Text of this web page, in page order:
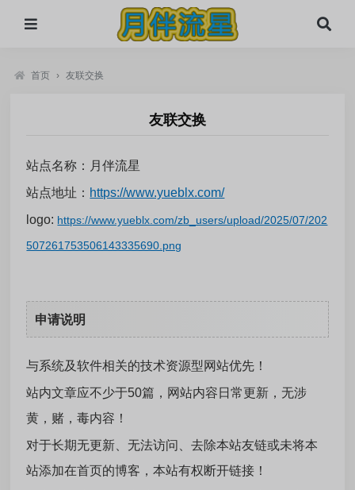
首页 › 友联交换
友联交换
站点名称：月伴流星
站点地址： https://www.yueblx.com/
logo: https://www.yueblx.com/zb_users/upload/2025/07/202
507261753506143335690.png
申请说明
与系统及软件相关的技术资源型网站优先！
站内文章应不少于50篇，网站内容日常更新，无涉
黄，赌，毒内容！
对于长期无更新、无法访问、去除本站友链或未将本
站添加在首页的博客，本站有权断开链接！